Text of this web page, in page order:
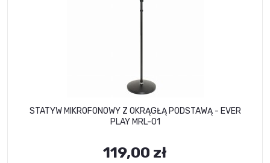
STATYW MIKROFONOWY Z OKRĄGŁĄ PODSTAWĄ - EVER
PLAY MRL-01
119,00 zł